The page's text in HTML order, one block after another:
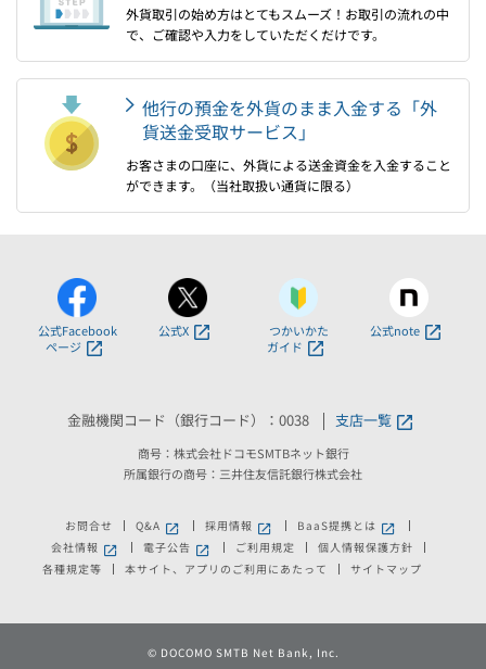
外貨取引の始め方はとてもスムーズ！お取引の流れの中
で、ご確認や入力をしていただくだけです。
他行の預金を外貨のまま入金する「外
貨送金受取サービス」
お客さまの口座に、外貨による送金資金を入金すること
ができます。（当社取扱い通貨に限る）
公式Facebook
ページ
公式X
つかいかた
ガイド
公式note
金融機関コード（銀行コード）：0038 支店一覧
商号：株式会社ドコモSMTBネット銀行
所属銀行の商号：三井住友信託銀行株式会社
お問合せ Q&A 新しいウィンドウで開きます。
採用情報 新しいウィンドウで開きます。
BaaS提携とは 新しいウィンドウ
会社情報新しいウィンドウで開きます。
電子公告新しいウィンドウで開きます。
ご利用規定
個人情報保護方針
各種規定等
本サイト、アプリのご利用にあたって サイトマップ
© DOCOMO SMTB Net Bank, Inc.